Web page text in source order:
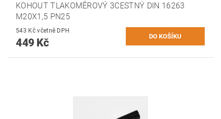
KOHOUT TLAKOMĚROVÝ 3CESTNÝ DIN 16263
M20X1,5 PN25
543 Kč včetně DPH
449 Kč